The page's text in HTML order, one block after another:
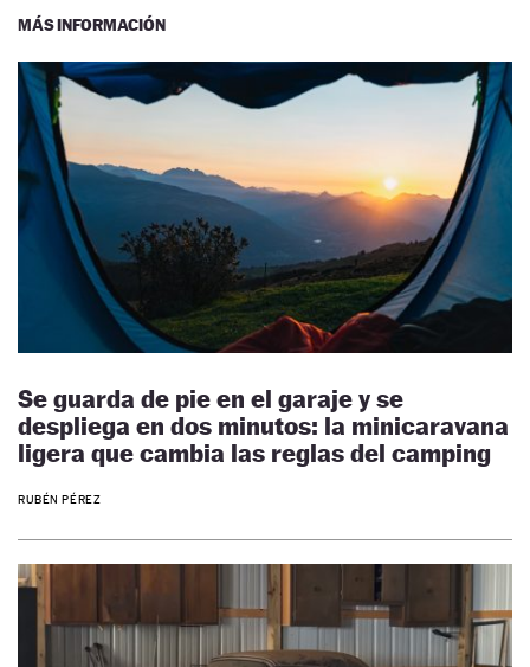
MÁS INFORMACIÓN
Se guarda de pie en el garaje y se
despliega en dos minutos: la minicaravana
ligera que cambia las reglas del camping
RUBÉN PÉREZ